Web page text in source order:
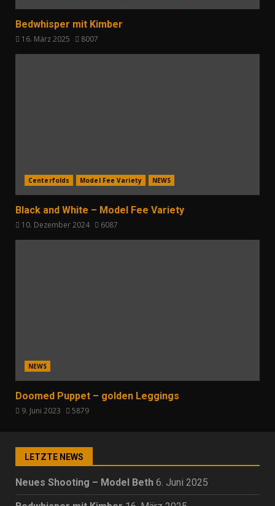
Bedwhisper mit Kimber
16. März 2025 8007
Centerfolds Model Fee Variety NEWS
Black and White – Model Fee Variety
10. Dezember 2024 6087
NEWS
Doomed Puppet – golden Leggings
9. Juni 2023 5879
LETZTE NEWS
Neues Shooting – Model Beth 6. Juni 2025